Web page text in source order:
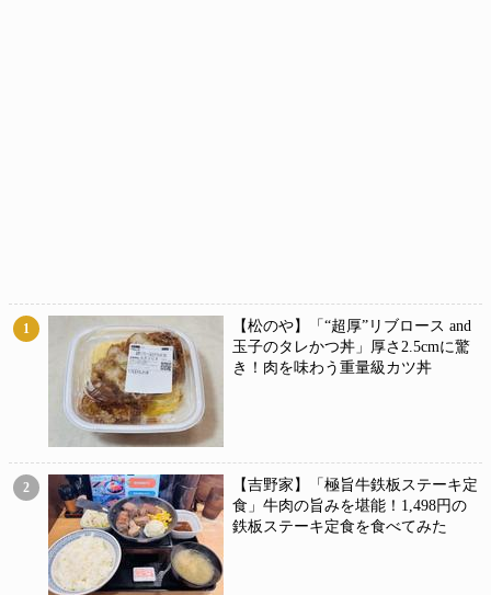
1
【松のや】「“超厚”リブロース and
玉子のタレかつ丼」厚さ2.5cmに驚
き！肉を味わう重量級カツ丼
2
【吉野家】「極旨牛鉄板ステーキ定
食」牛肉の旨みを堪能！1,498円の
鉄板ステーキ定食を食べてみた